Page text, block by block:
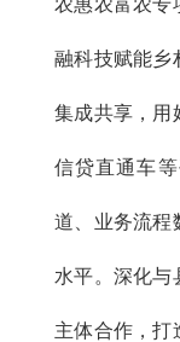
农惠农富农专
融科技赋能乡
集成共享，用
信贷直通车
道、业务流程
水平。深化与
主体合作，打